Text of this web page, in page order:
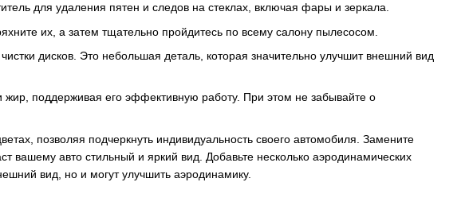
для удаления пятен и следов на стеклах, включая фары и зеркала.
их, а затем тщательно пройдитесь по всему салону пылесосом.
дисков. Это небольшая деталь, которая значительно улучшит внешний вид
жир, поддерживая его эффективную работу. При этом не забывайте о
позволяя подчеркнуть индивидуальность своего автомобиля. Замените
авто стильный и яркий вид. Добавьте несколько аэродинамических
вид, но и могут улучшить аэродинамику.